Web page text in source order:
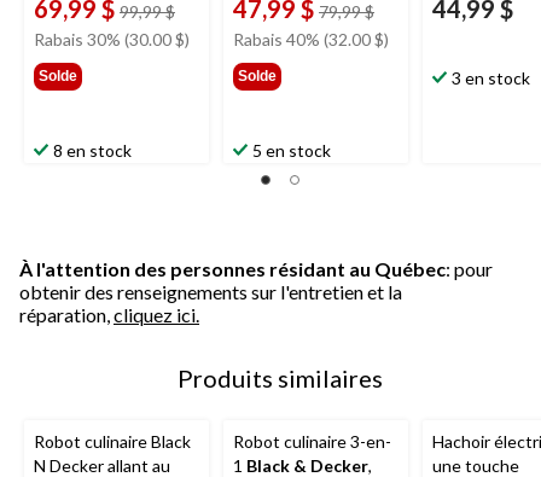
69,99 $ 99,99 $prix
était
Rabais 30% (30.00 $)
Solde
8 en stock
47,99 $ 79,99 $prix
était
Rabais 40% (32.00 $)
Solde
5 en stock
44,99 $
3 en stock
À l'attention des personnes résidant au Québec: pour
obtenir des renseignements sur l'entretien et la
réparation, cliquez ici.
Produits similaires
Robot culinaire Black
N Decker allant au
Robot culinaire 3-en-
1 Black & Decker,
Hachoir
une touche